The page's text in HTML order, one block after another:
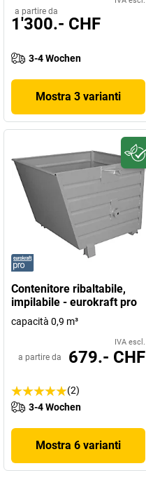
a partire da
1'300.- CHF
3-4 Wochen
Mostra 3 varianti
Contenitore ribaltabile,
impilabile - eurokraft pro
capacità 0,9 m³
IVA escl.
a partire da 679.- CHF
(2)
3-4 Wochen
Mostra 6 varianti